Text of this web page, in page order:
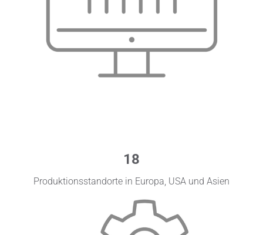
18
Produktionsstandorte in Europa, USA und Asien